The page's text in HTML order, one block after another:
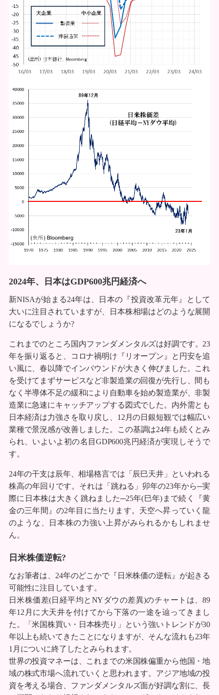
2024年、日本はGDP600兆円経済へ
新NISAが始まる24年は、日本の『投資改革元年』として
大いに注目されていますが、日本株相場はどのような展開
になるでしょうか?
これまでのところ国内ファンダメンタルズは好調です。23
年を振り返ると、コロナ禍明け『リオープン』と円安を追
い風に、春以降でインバウンドが大きく伸びました。これ
を受けてまずサービスなど非製造業の回復が先行し、間も
なく半導体不足の緩和により自動車を始め製造業が、非製
造業に急速にキャッチアップする図式でした。内外需とも
日本経済は力強さを取り戻し、12月の日銀短観では幅広い
業種で景況感が改善しました。この基調は24年も続くとみ
られ、いよいよ初の名目GDP600兆円経済が実現しそうで
す。
24年の干支は辰年、相場格言では「辰巳天井」といわれる
株高の年回りです。それは「跳ねる」卯年の23年から─実
際に日本株は大きく跳ねました─25年(巳年)まで続く『黄
金の三年間』の2年目に当たります。天空へ昇っていく龍
のような、日本株の力強い上昇がみられるかもしれませ
ん。
日米株価逆転?
なお筆者は、24年のどこかで『日米株価の逆転』が起きる
可能性に注目しています。
日米株価差(日経平均とNYダウの差異)のチャートは、89
年12月に大天井を付けてから下落の一途を辿ってきまし
た。「米国株買い・日本株売り」という強いトレンドが30
年以上も続いてきたことになりますが、そんな流れも23年
1月についに終了したとみられます。
世界の投資マネーは、これまでの米国株偏重から他国・地
域の株式市場へ流れていくと思われます。アジア地域の投
資を考える場合、ファンダメンタルズ面が好調な割に、長